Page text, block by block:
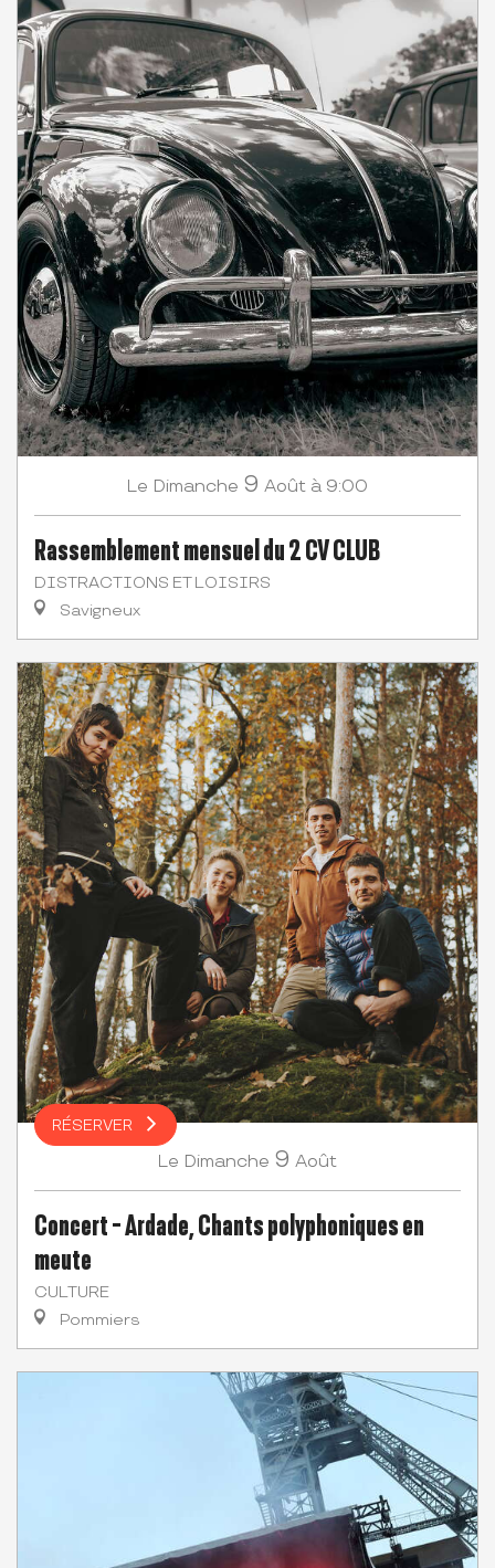
Le Dimanche 9 Août à 9:00
Rassemblement mensuel du 2 CV CLUB
DISTRACTIONS ET LOISIRS
Savigneux
RÉSERVER
Le Dimanche 9 Août
Concert - Ardade, Chants polyphoniques en
meute
CULTURE
Pommiers